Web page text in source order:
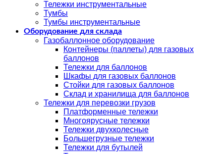
Тележки инструментальные
Тумбы
Тумбы инструментальные
Оборудование для склада
Газобаллонное оборудование
Контейнеры (паллеты) для газовых
баллонов
Тележки для баллонов
Шкафы для газовых баллонов
Стойки для газовых баллонов
Склад и хранилища для баллонов
Тележки для перевозки грузов
Платформенные тележки
Многоярусные тележки
Тележки двухколесные
Большегрузные тележки
Тележки для бутылей